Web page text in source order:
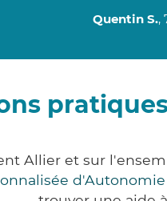
Quentin S.,
Allier et sur
d'Autonomie